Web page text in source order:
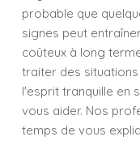
probable que
signes peut
coûteux à long
traiter des
l'esprit tranquille en
vous aider. Nos
temps de vous